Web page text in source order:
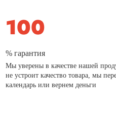
% гарантия
Мы уверены в качестве нашей
не устроит качество товара, мы
календарь или вернем деньги